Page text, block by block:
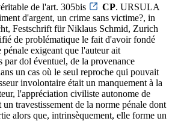
de l'art. 305bis
CP. URSULA
d'argent, un crime sans victime?, in
Festschrift für Niklaus Schmid, Zurich
de problématique le fait d'avoir fondé
exigeant que l'auteur ait
par dol éventuel, de la provenance
un cas où le seul reproche qui pouvait
involontaire était un manquement à la
l'appréciation civiliste autonome de
travestissement de la norme pénale dont
alors que, intrinsèquement, elle forme un